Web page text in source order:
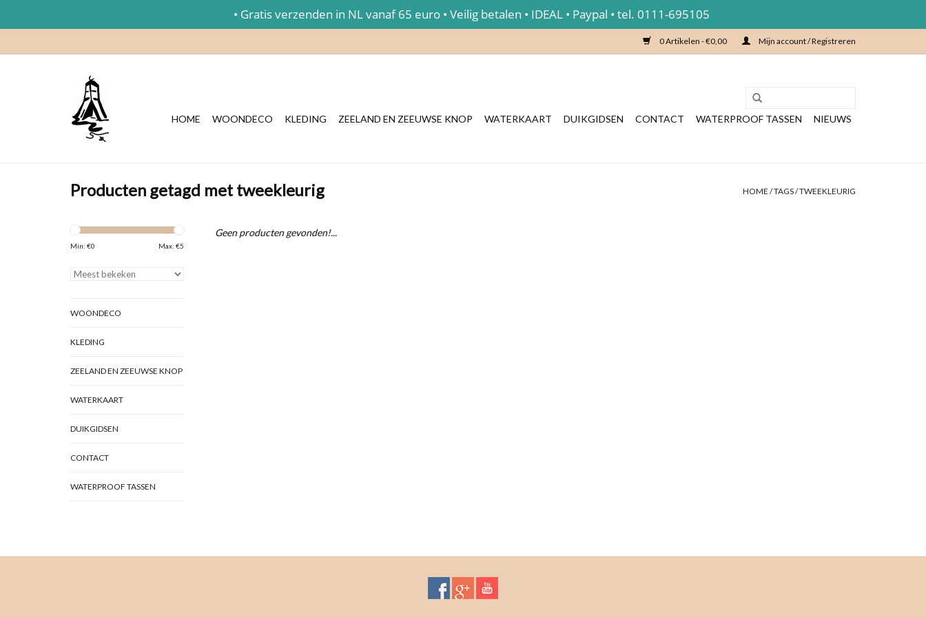
0 Artikelen - €0,00 Mijn account / Registreren
HOME WOONDECO KLEDING ZEELAND EN ZEEUWSE KNOP WATERKAART DUIKGIDSEN CONTACT WATERPROOF TASSEN NIEUWS
Producten getagd met tweekleurig HOME /TAGS/TWEEKLEURIG
Min: €0 Max: €5
WOONDECO
KLEDING
ZEELAND EN ZEEUWSE KNOP
WATERKAART
DUIKGIDSEN
CONTACT
WATERPROOF TASSEN
Geen producten gevonden!...
• Gratis verzenden in NL vanaf 65 euro • Veilig betalen • IDEAL • Paypal • tel. 0111-695105